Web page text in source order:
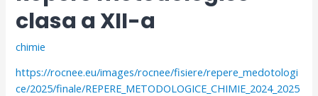
clasa a XII-a
chimie
https://rocnee.eu/images/rocnee/fisiere/repere_medotologi
ce/2025/finale/REPERE_METODOLOGICE_CHIMIE_2024_2025